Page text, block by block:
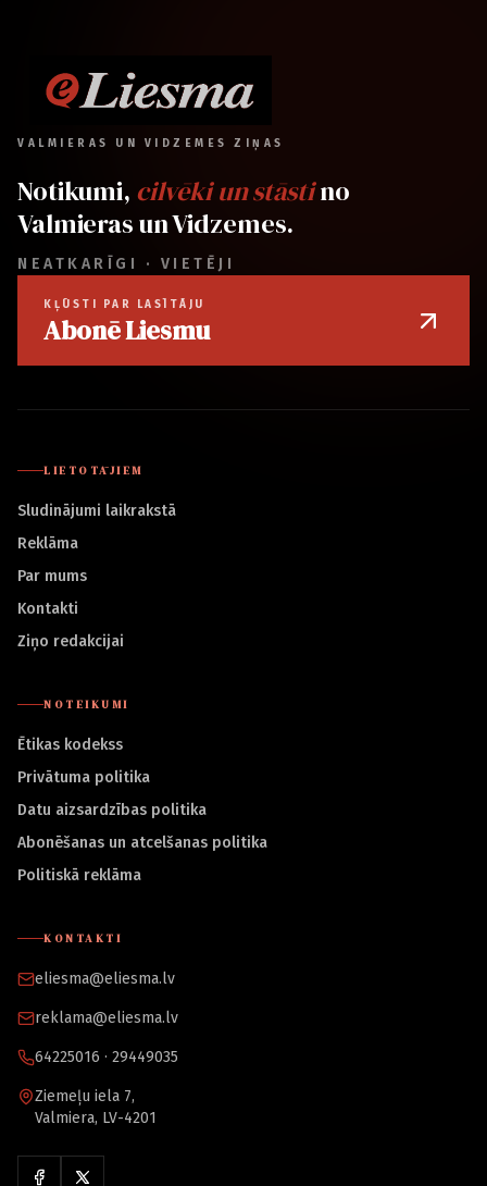
VALMIERAS UN VIDZEMES ZIŅAS
Notikumi, cilvēki un stāstino
Valmieras un Vidzemes.
NEATKARĪGI · VIETĒJI
KĻŪSTI PAR LASĪTĀJU
Abonē Liesmu
LIETOTĀJIEM
Sludinājumi laikrakstā
Reklāma
Par mums
Kontakti
Ziņo redakcijai
NOTEIKUMI
Ētikas kodekss
Privātuma politika
Datu aizsardzības politika
Abonēšanas un atcelšanas politika
Politiskā reklāma
KONTAKTI
eliesma@eliesma.lv
reklama@eliesma.lv
64225016 · 29449035
Ziemeļu iela 7,
Valmiera, LV-4201